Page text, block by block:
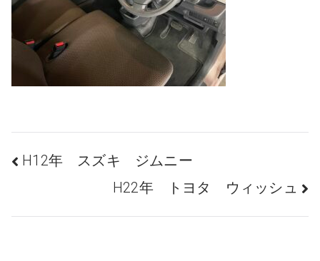
投
稿
H12年 スズキ ジムニー
H22年 トヨタ ウィッシュ